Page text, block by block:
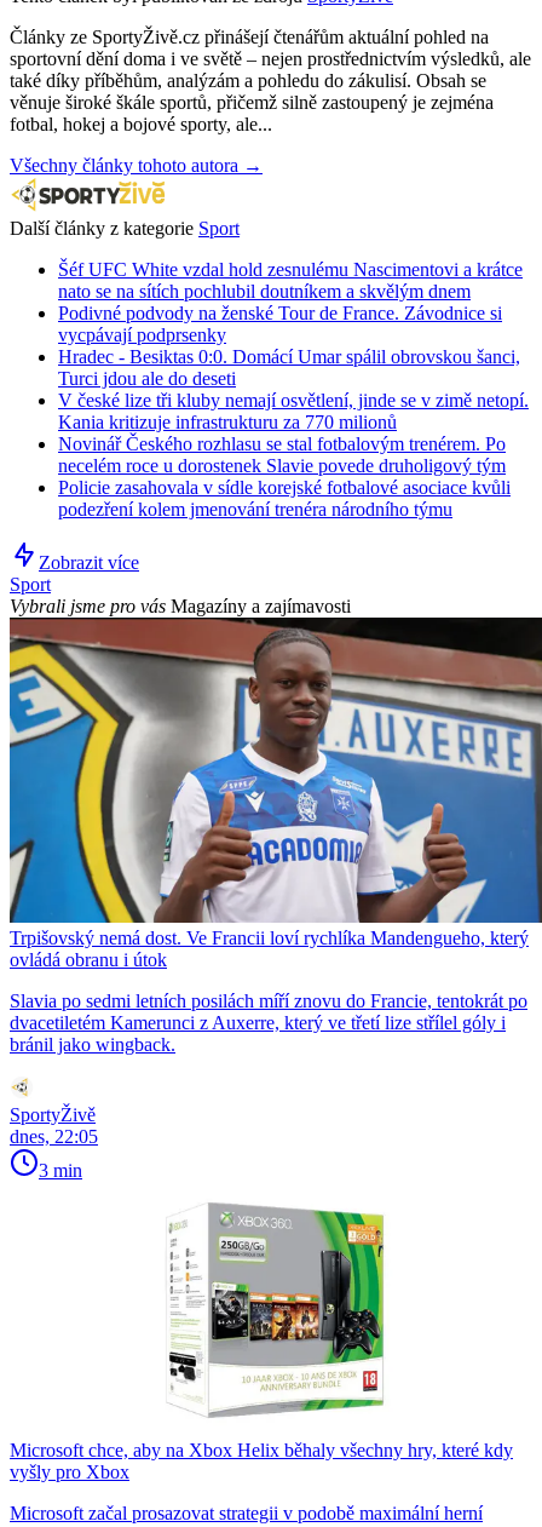
Články ze SportyŽivě.cz přinášejí čtenářům aktuální pohled na
sportovní dění doma i ve světě – nejen prostřednictvím výsledků, ale
také díky příběhům, analýzám a pohledu do zákulisí. Obsah se
věnuje široké škále sportů, přičemž silně zastoupený je zejména
fotbal, hokej a bojové sporty, ale...
Všechny články tohoto autora →
Další články z kategorie Sport
Šéf UFC White vzdal hold zesnulému Nascimentovi a krátce
nato se na sítích pochlubil doutníkem a skvělým dnem
Podivné podvody na ženské Tour de France. Závodnice si
vycpávají podprsenky
Hradec - Besiktas 0:0. Domácí Umar spálil obrovskou šanci,
Turci jdou ale do deseti
V české lize tři kluby nemají osvětlení, jinde se v zimě netopí.
Kania kritizuje infrastrukturu za 770 milionů
Novinář Českého rozhlasu se stal fotbalovým trenérem. Po
necelém roce u dorostenek Slavie povede druholigový tým
Policie zasahovala v sídle korejské fotbalové asociace kvůli
podezření kolem jmenování trenéra národního týmu
Zobrazit více
Sport
Vybrali jsme pro vás Magazíny a zajímavosti
Trpišovský nemá dost. Ve Francii loví rychlíka Mandengueho, který
ovládá obranu i útok
Slavia po sedmi letních posilách míří znovu do Francie, tentokrát po
dvacetiletém Kamerunci z Auxerre, který ve třetí lize střílel góly i
bránil jako wingback.
SportyŽivě
dnes, 22:05
3 min
Microsoft chce, aby na Xbox Helix běhaly všechny hry, které kdy
vyšly pro Xbox
Microsoft začal prosazovat strategii v podobě maximální herní